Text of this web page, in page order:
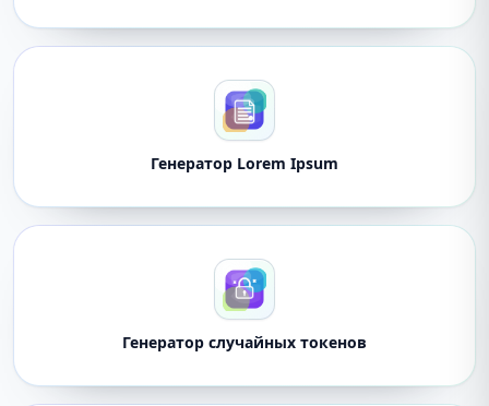
Генератор Lorem Ipsum
Генератор случайных токенов